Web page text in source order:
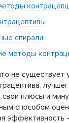
спирали
методы
не существует
свои плюсы и
способом
эффективность